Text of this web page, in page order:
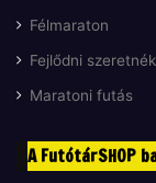
Félmaraton
Fejlődni szeretnék
Maratoni futás
A FutótárSHOP